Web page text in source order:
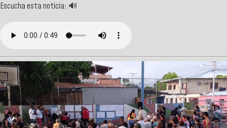
Escucha esta noticia: 🔊